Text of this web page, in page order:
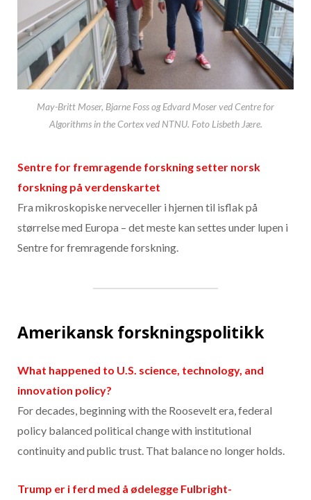
May-Britt Moser, Bjarne Foss og Edvard Moser ved Centre for
Algorithms in the Cortex ved NTNU. Foto Lisbeth Jære.
Sentre for fremragende forskning setter norsk
forskning på verdenskartet
Fra mikroskopiske nerveceller i hjernen til isflak på
størrelse med Europa – det meste kan settes under lupen i
Sentre for fremragende forskning.
Amerikansk forskningspolitikk
What happened to U.S. science, technology, and
innovation policy?
For decades, beginning with the Roosevelt era, federal
policy balanced political change with institutional
continuity and public trust. That balance no longer holds.
Trump er i ferd med å ødelegge Fulbright-